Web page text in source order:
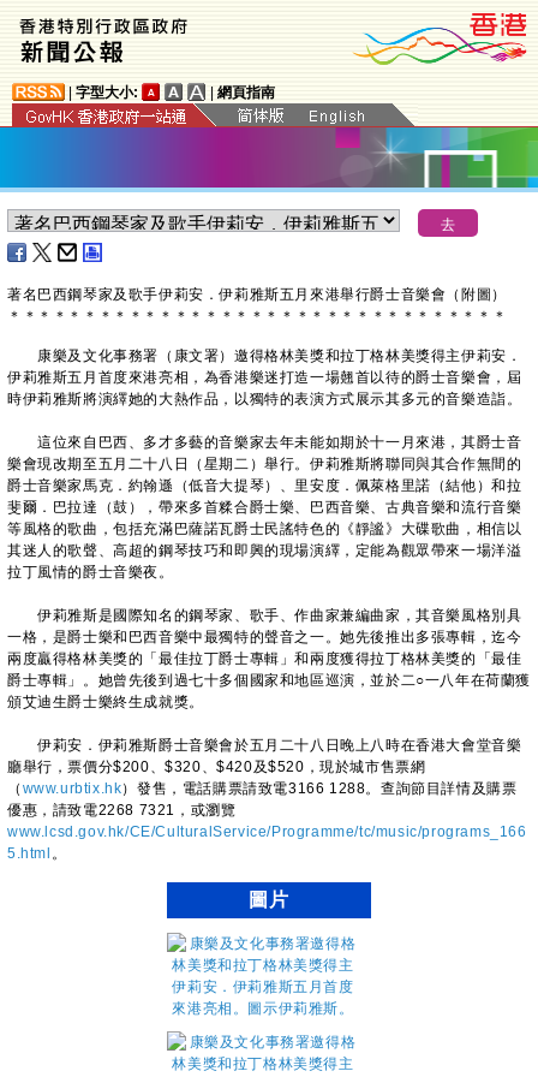
字型大小: 網頁指南
著名巴西鋼琴家及歌手伊莉安．伊莉雅斯五月來港舉行爵士音樂會（附圖）
＊ ＊ ＊ ＊ ＊ ＊ ＊ ＊ ＊ ＊ ＊ ＊ ＊ ＊ ＊ ＊ ＊ ＊ ＊ ＊ ＊ ＊ ＊ ＊ ＊ ＊ ＊ ＊ ＊ ＊ ＊ ＊ ＊
康樂及文化事務署（康文署）邀得格林美獎和拉丁格林美獎得主伊莉安．
伊莉雅斯五月首度來港亮相，為香港樂迷打造一場翹首以待的爵士音樂會，屆
時伊莉雅斯將演繹她的大熱作品，以獨特的表演方式展示其多元的音樂造詣。
這位來自巴西、多才多藝的音樂家去年未能如期於十一月來港，其爵士音
樂會現改期至五月二十八日（星期二）舉行。伊莉雅斯將聯同與其合作無間的
爵士音樂家馬克．約翰遜（低音大提琴）、里安度．佩萊格里諾（結他）和拉
斐爾．巴拉達（鼓），帶來多首糅合爵士樂、巴西音樂、古典音樂和流行音樂
等風格的歌曲，包括充滿巴薩諾瓦爵士民謠特色的《靜謐》大碟歌曲，相信以
其迷人的歌聲、高超的鋼琴技巧和即興的現場演繹，定能為觀眾帶來一場洋溢
拉丁風情的爵士音樂夜。
伊莉雅斯是國際知名的鋼琴家、歌手、作曲家兼編曲家，其音樂風格別具
一格，是爵士樂和巴西音樂中最獨特的聲音之一。她先後推出多張專輯，迄今
兩度贏得格林美獎的「最佳拉丁爵士專輯」和兩度獲得拉丁格林美獎的「最佳
爵士專輯」。她曾先後到過七十多個國家和地區巡演，並於二○一八年在荷蘭獲
頒艾迪生爵士樂終生成就獎。
伊莉安．伊莉雅斯爵士音樂會於五月二十八日晚上八時在香港大會堂音樂
廳舉行，票價分$200、$320、$420及$520，現於城市售票網
（ www.urbtix.hk）發售，電話購票請致電3166 1288。查詢節目詳情及購票
優惠，請致電2268 7321，或瀏覽
www.lcsd.gov.hk/CE/CulturalService/Programme/tc/music/programs_166
5.html 。
圖片